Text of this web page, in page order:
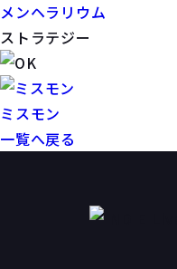
メンヘラリウム
ストラテジー
ミスモン
一覧へ戻る